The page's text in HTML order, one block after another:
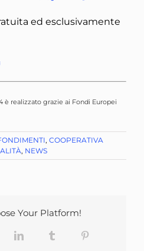
ed esclusivamente
è realizzato grazie ai Fondi Europei
, COOPERATIVA
, NEWS
Your Platform!
LinkedIn Tumblr